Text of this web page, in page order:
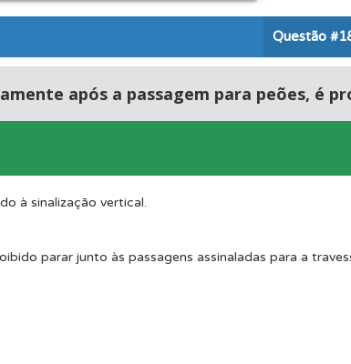
a biblioteca para tirar dúvidas e ver resumos do
testemunhos dos nossos utilizadores e deixe o
para não perder as suas estatísticas.
estatísticas no seu perfil.
Questão
após a passagem para peões, é
à sinalização vertical.
parar junto às passagens assinaladas para a